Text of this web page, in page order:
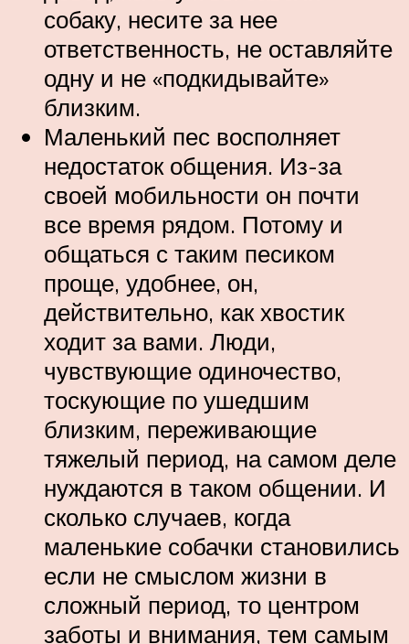
собаку, несите за нее
ответственность, не оставляйте
одну и не «подкидывайте»
близким.
Маленький пес восполняет
недостаток общения. Из-за
своей мобильности он почти
все время рядом. Потому и
общаться с таким песиком
проще, удобнее, он,
действительно, как хвостик
ходит за вами. Люди,
чувствующие одиночество,
тоскующие по ушедшим
близким, переживающие
тяжелый период, на самом деле
нуждаются в таком общении. И
сколько случаев, когда
маленькие собачки становились
если не смыслом жизни в
сложный период, то центром
заботы и внимания, тем самым